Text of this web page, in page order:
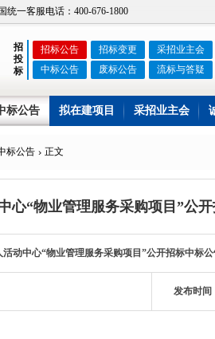
统一客服电话：400-676-1800
招
投
标
招标公告 招标变更
采招业主会
中标公告
废标公告 流标与答疑
标公告 拟在建项目 采招业主会
标公告  正文
心“物业管理服务采购项目”公
活动中心“物业管理服务采购项目”公开招标中标
发布时间